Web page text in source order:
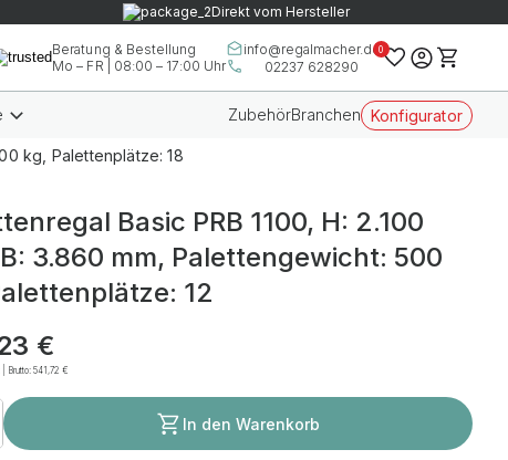
Direkt vom Hersteller
Beratung & Bestellung
Mo – FR | 08:00 – 17:00 Uhr
info@regalmacher.de
02237 628290
0
ZubehörBranchen Konfigurator
kg, Palettenplätze: 18
Basic PRB 1100, H: 2.100
3.860 mm, Palettengewicht: 500
12
€
| Brutto:541,72 €
In den Warenkorb